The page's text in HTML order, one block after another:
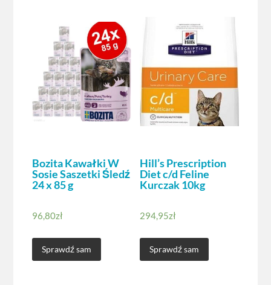
Bozita Kawałki W
Sosie Saszetki Śledź
24 x 85 g
96,80zł
Sprawdź sam
Hill’s Prescription
Diet c/d Feline
Kurczak 10kg
294,95zł
Sprawdź sam